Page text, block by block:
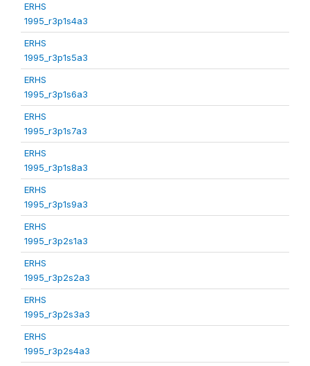
ERHS
1995_r3p1s4a3
ERHS
1995_r3p1s5a3
ERHS
1995_r3p1s6a3
ERHS
1995_r3p1s7a3
ERHS
1995_r3p1s8a3
ERHS
1995_r3p1s9a3
ERHS
1995_r3p2s1a3
ERHS
1995_r3p2s2a3
ERHS
1995_r3p2s3a3
ERHS
1995_r3p2s4a3